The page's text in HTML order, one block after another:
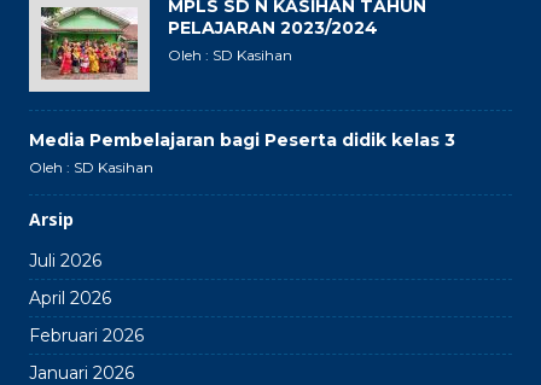
MPLS SD N KASIHAN TAHUN
PELAJARAN 2023/2024
Oleh : SD Kasihan
Media Pembelajaran bagi Peserta didik kelas 3
Oleh : SD Kasihan
Arsip
Juli 2026
April 2026
Februari 2026
Januari 2026